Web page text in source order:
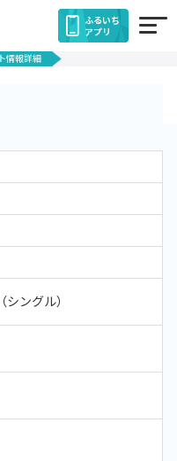
ふるいち
アプリ
情報詳細
ングル）